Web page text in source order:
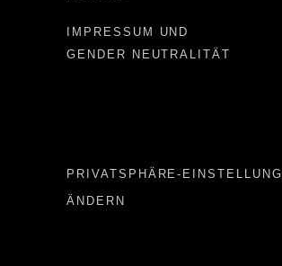
IMPRESSUM UND
GENDER NEUTRALITÄT
PRIVATSPHÄRE-
ÄNDERN